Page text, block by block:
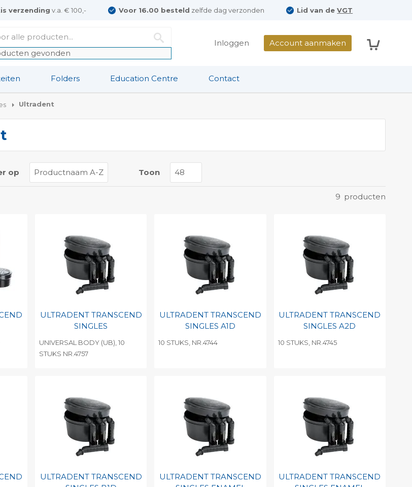
verzending v.a. € 100,- Voor 16.00 besteld zelfde dag verzonden Lid van deVGT
gevonden
Inloggen Account aanmaken
Folders Education Centre Contact
Ultradent
9 producten
Toon
op
ULTRADENT TRANSCEND
SINGLES
UNIVERSAL BODY (UB), 10
STUKS NR.4757
ULTRADENT TRANSCEND
SINGLES A1D
10 STUKS, NR.4744
ULTRADENT TRANSCEND
SINGLES A2D
10 STUKS, NR.4745
ULTRADENT TRANSCEND
ULTRADENT TRANSCEND
ULTRADENT TRANSCEND